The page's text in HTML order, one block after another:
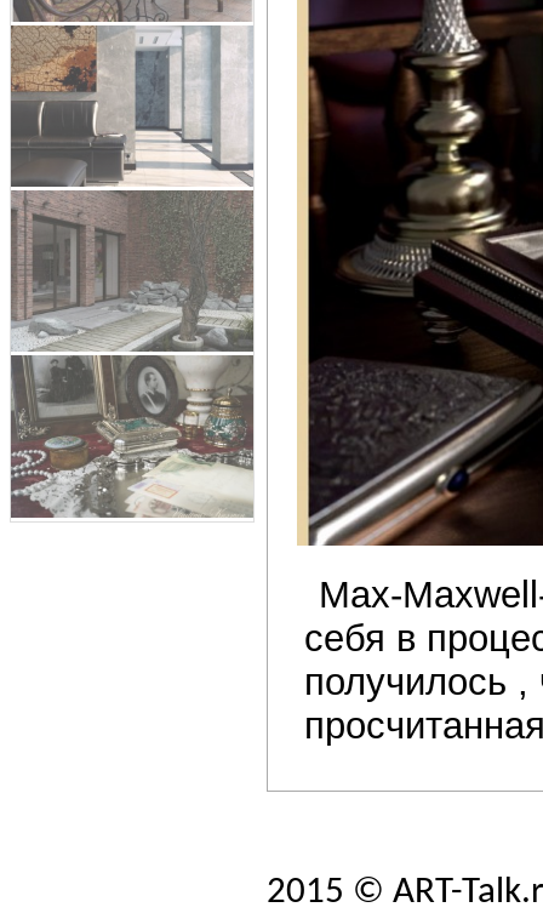
Max-
себя в
получилось ,
2015 © ART-